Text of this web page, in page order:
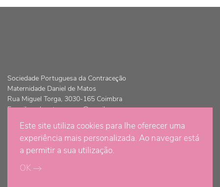
Este site utiliza cookies para lhe oferecer uma
experiência mais personalizada. Ao navegar está
a permitir a sua utilização.
OK
Sociedade Portuguesa da Contraceção
Maternidade Daniel de Matos
Rua Miguel Torga, 3030-165 Coimbra
E-mail:spdcontracepcao@gmail.com
© Copyright 2021 - Sociedade Portuguesa da Contraceção | Todos
os direitos são reservados